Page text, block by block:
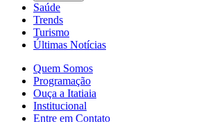
Saúde
Trends
Turismo
Últimas Notícias
Quem Somos
Programação
Ouça a Itatiaia
Institucional
Entre em Contato